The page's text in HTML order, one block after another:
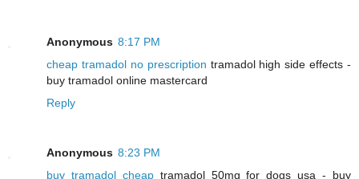
Anonymous 8:17 PM
cheap tramadol no prescription tramadol high side effects -
buy tramadol online mastercard
Reply
Anonymous 8:23 PM
buy tramadol cheaptramadol 50mg for dogs usa - buy